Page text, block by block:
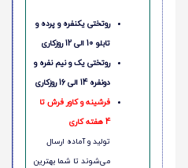
روتختی یکنفره و پرده و
تابلو 10 الی 12 روزکاری
روتختی یک و نیم نفره و
دونفره 14 الی 16 روزکاری
فرشینه و کاور فرش تا
4 هفته کاری
تولید و آماده ارسال
می‌شوند تا شما بهترین